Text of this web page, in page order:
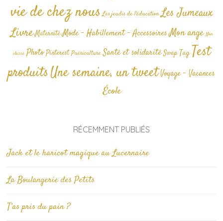
vie de chez nous Les jeudis de l'éducation Les Jumeaux
Livre Maternité Mode - Habillement - AccessoiresMon ange Non
classé Photo Pinterest Puériculture Santé et solidarité Swap TagTest
produitsUne semaine, un tweetVoyage - Vacances
École
RÉCEMMENT PUBLIÉS
Jack et le haricot magique au Lucernaire
La Boulangerie des Petits
T’as pris du pain ?